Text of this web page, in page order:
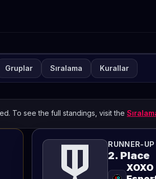
Always-ON
Gruplar Sıralama Kurallar
To see the full standings, visit the
RUNNER-UP
2. Place
XOXO